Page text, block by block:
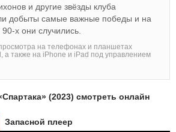
и другие звёзды клуба
добыты самые важные победы и на
х они случились.
на телефонах и планшетах
а также на iPhone и iPad под управлением
(2023) смотреть онлайн
Запасной плеер